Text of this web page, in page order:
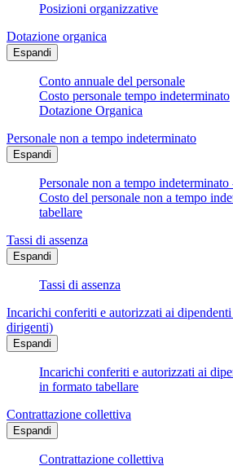
Posizioni organizzative
Dotazione organica
Espandi
Conto annuale del personale
Costo personale tempo indeterminato
Dotazione Organica
Personale non a tempo indeterminato
Espandi
Personale non a tempo
Costo del personale non a tempo
tabellare
Tassi di assenza
Espandi
Tassi di assenza
Incarichi conferiti e autorizzati ai
dirigenti)
Espandi
Incarichi conferiti e autorizzati ai
in formato tabellare
Contrattazione collettiva
Espandi
Contrattazione collettiva